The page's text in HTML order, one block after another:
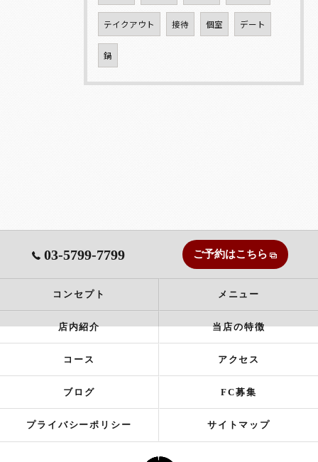
テイクアウト 接待 個室 デート
鍋
03-5799-7799 ご予約はこちら
コンセプト メニュー
店内紹介 当店の特徴
コース アクセス
ブログ FC募集
プライバシーポリシー サイトマップ